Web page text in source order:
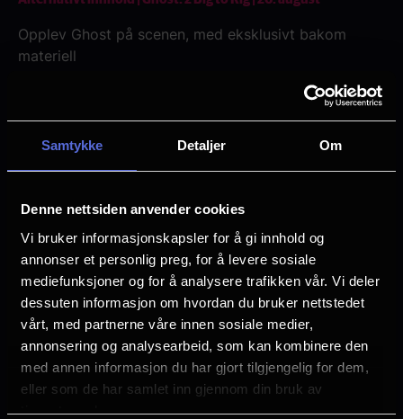
Samtykke Detaljer Om
Denne nettsiden anvender cookies
Vi bruker informasjonskapsler for å gi innhold og
annonser et personlig preg, for å levere sosiale
mediefunksjoner og for å analysere trafikken vår. Vi deler
dessuten informasjon om hvordan du bruker nettstedet
vårt, med partnerne våre innen sosiale medier,
annonsering og analysearbeid, som kan kombinere den
med annen informasjon du har gjort tilgjengelig for dem,
eller som de har samlet inn gjennom din bruk av
tjenestene deres.
Opplev Ghost på scenen, med eksklusivt bakom
materiell
Alternativt innhold | André Rieu’s 2026 Summer Concert:
Viva Maastricht! | 29. august
Opplev André Rieu fabelaktige konsert på kino